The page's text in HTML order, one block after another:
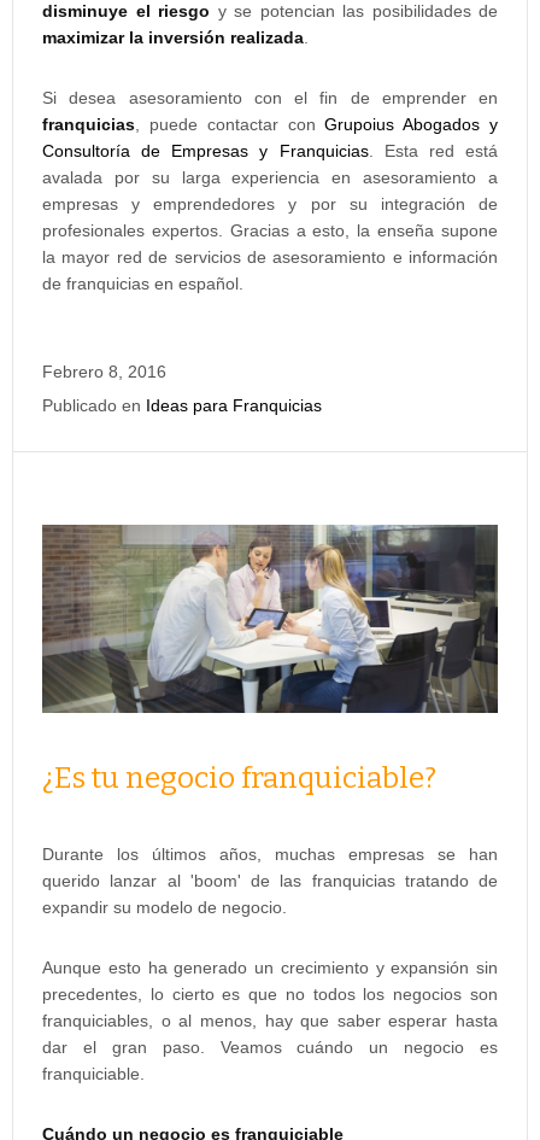
disminuye el riesgo y se potencian las posibilidades de
maximizar la inversión realizada
Si desea asesoramiento con el fin de emprender en
franquicias , puede contactar con Grupoius Abogados y
Consultoría de Empresas y Franquicias. Esta red está
avalada por su larga experiencia en asesoramiento a
empresas y emprendedores y por su integración de
profesionales expertos. Gracias a esto, la enseña supone
la mayor red de servicios de asesoramiento e información
de franquicias en español.
Febrero 8, 2016
Publicado en Ideas para Franquicias
¿Es tu negocio franquiciable?
Durante los últimos años, muchas empresas se han
querido lanzar al 'boom' de las franquicias tratando de
expandir su modelo de negocio.
Aunque esto ha generado un crecimiento y expansión sin
precedentes, lo cierto es que no todos los negocios son
franquiciables, o al menos, hay que saber esperar hasta
dar el gran paso. Veamos cuándo un negocio es
franquiciable.
Cuándo un negocio es franquiciable